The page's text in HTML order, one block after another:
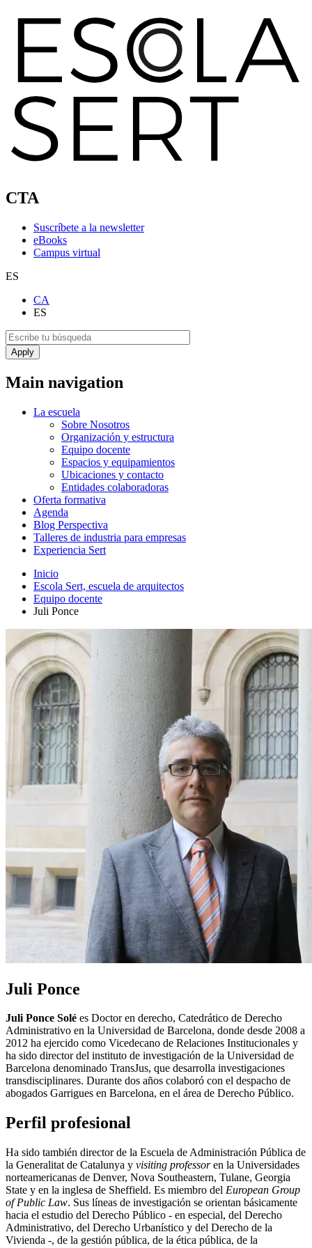
CTA
Suscríbete a la newsletter
eBooks
Campus virtual
ES
CA
ES
Main navigation
La escuela
Sobre Nosotros
Organización y estructura
Equipo docente
Espacios y equipamientos
Ubicaciones y contacto
Entidades colaboradoras
Oferta formativa
Agenda
Blog Perspectiva
Talleres de industria para empresas
Experiencia Sert
Inicio
Escola Sert, escuela de arquitectos
Equipo docente
Juli Ponce
Juli Ponce
Juli Ponce Solé es Doctor en derecho, Catedrático de Derecho
Administrativo en la Universidad de Barcelona, donde desde 2008 a
2012 ha ejercido como Vicedecano de Relaciones Institucionales y
ha sido director del instituto de investigación de la Universidad de
Barcelona denominado TransJus, que desarrolla investigaciones
transdisciplinares. Durante dos años colaboró con el despacho de
abogados Garrigues en Barcelona, en el área de Derecho Público.
Perfil profesional
Ha sido también director de la Escuela de Administración Pública de
la Generalitat de Catalunya y visiting professoren la Universidades
norteamericanas de Denver, Nova Southeastern, Tulane, Georgia
State y en la inglesa de Sheffield. Es miembro del European Group
of Public Law. Sus líneas de investigación se orientan básicamente
hacia el estudio del Derecho Público - en especial, del Derecho
Administrativo, del Derecho Urbanístico y del Derecho de la
Vivienda -, de la gestión pública, de la ética pública, de la